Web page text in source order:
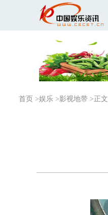
首页 >娱乐 >影视地带 >正文